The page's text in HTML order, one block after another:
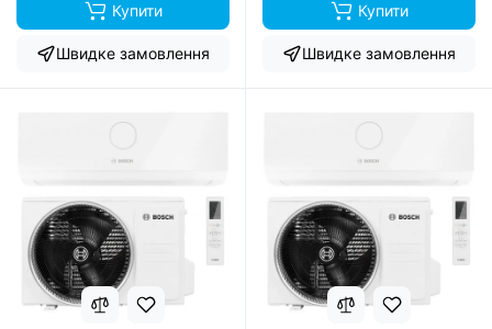
Купити
Швидке замовлення
Купити
Швидке замовлення